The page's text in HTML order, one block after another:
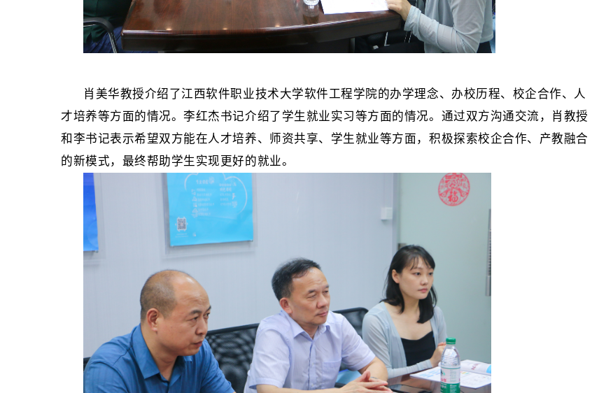
肖美华教授介绍了江西软件职业技术大学软件工程学院的办学理念、办校历程、校企合作、人
才培养等方面的情况。李红杰书记介绍了学生就业实习等方面的情况。 通过双方沟通交流，
肖教授
和李书记表示希望双方能在人才培养、师资共享、学生就业等方面，积极探索校企合作、产教融合
的新模式，最终帮助学生实现更好的就业。